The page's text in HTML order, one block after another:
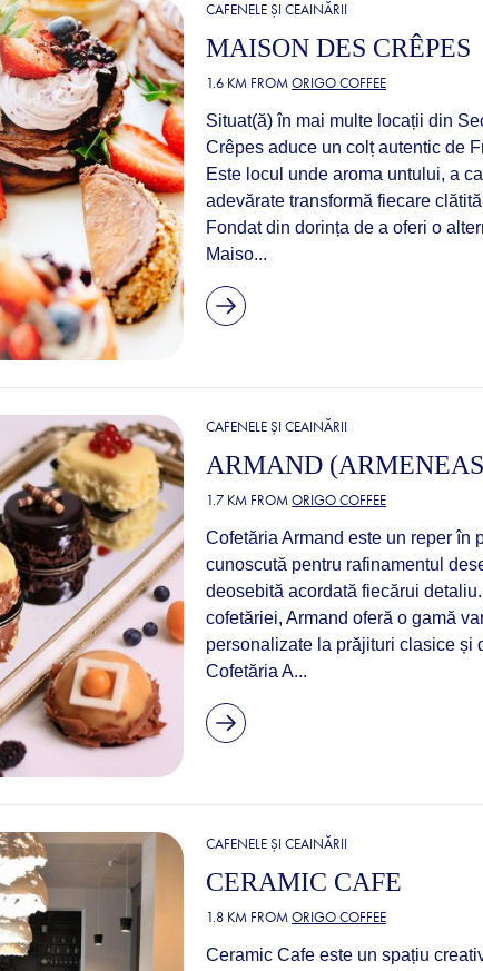
CAFENELE ȘI CEAINĂRII
MAISON DES CRÊPES
1.6 KM FROMORIGO COFFEE
Situat(ă) în mai multe locații din
Crêpes aduce un colț autentic de
Este locul unde aroma untului, a
adevărate transformă fiecare
Fondat din dorința de a oferi o
Maiso...
CAFENELE ȘI CEAINĂRII
ARMAND
1.7 KM FROMORIGO COFFEE
Cofetăria Armand este un reper în
cunoscută pentru rafinamentul
deosebită acordată fiecărui
cofetăriei, Armand oferă o gamă
personalizate la prăjituri clasice și
Cofetăria A...
CAFENELE ȘI CEAINĂRII
CERAMIC CAFE
1.8 KM FROMORIGO COFFEE
Ceramic Cafe este un spațiu